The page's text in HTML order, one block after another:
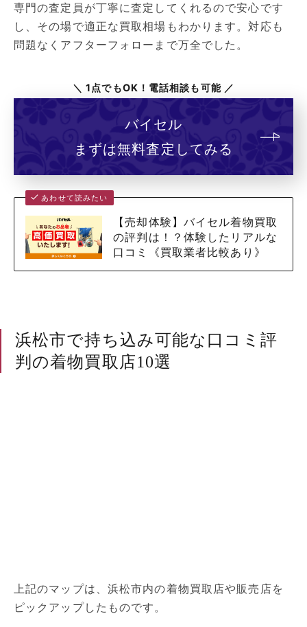
専門の査定員が丁寧に査定してくれるので安心です
し、その場で適正な買取相場もわかります。対応も
問題なくアフターフォローまで万全でした。
＼ 1点でもOK！電話相談も可能 ／
バイセル
まずは無料査定してみる
あわせて読みたい
【売却体験】バイセル着物買取
の評判は！？体験したリアルな
口コミ《買取業者比較あり》
浜松市で持ち込み可能な口コミ評
判の着物買取店10選
上記のマップは、浜松市内の着物買取店や販売店を
ピックアップしたものです。